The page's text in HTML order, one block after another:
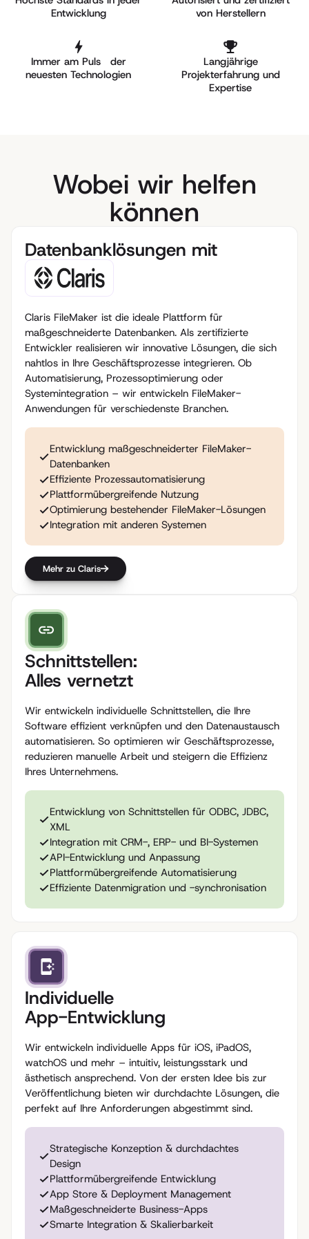
Betreuung der Server (OnPrem oder Cloud)
Fokus auf Datenschutz und Datensicherung
Langfristige Partnerschaft für nachhaltige IT
Entwicklung
von Herstellern
Immer am Puls der
neuesten Technologien
Langjährige
Projekterfahrung und
Expertise
Wobei wir helfen
können
Datenbanklösungen mit
Claris FileMaker ist die ideale Plattform für
maßgeschneiderte Datenbanken. Als zertifizierte
Entwickler realisieren wir innovative Lösungen, die sich
nahtlos in Ihre Geschäftsprozesse integrieren. Ob
Automatisierung, Prozessoptimierung oder
Systemintegration – wir entwickeln FileMaker-
Anwendungen für verschiedenste Branchen.
Entwicklung maßgeschneiderter FileMaker-
Datenbanken
Effiziente Prozessautomatisierung
Plattformübergreifende Nutzung
Optimierung bestehender FileMaker-Lösungen
Integration mit anderen Systemen
Mehr zu Claris
Schnittstellen:
Alles vernetzt
Wir entwickeln individuelle Schnittstellen, die Ihre
Software effizient verknüpfen und den Datenaustausch
automatisieren. So optimieren wir Geschäftsprozesse,
reduzieren manuelle Arbeit und steigern die Effizienz
Ihres Unternehmens.
Entwicklung von Schnittstellen für ODBC, JDBC,
XML
Integration mit CRM-, ERP- und BI-Systemen
API-Entwicklung und Anpassung
Plattformübergreifende Automatisierung
Effiziente Datenmigration und -synchronisation
Individuelle
App-Entwicklung
Wir entwickeln individuelle Apps für iOS, iPadOS,
watchOS und mehr – intuitiv, leistungsstark und
ästhetisch ansprechend. Von der ersten Idee bis zur
Veröffentlichung bieten wir durchdachte Lösungen, die
perfekt auf Ihre Anforderungen abgestimmt sind.
Strategische Konzeption & durchdachtes
Design
Plattformübergreifende Entwicklung
App Store & Deployment Management
Maßgeschneiderte Business-Apps
Smarte Integration & Skalierbarkeit